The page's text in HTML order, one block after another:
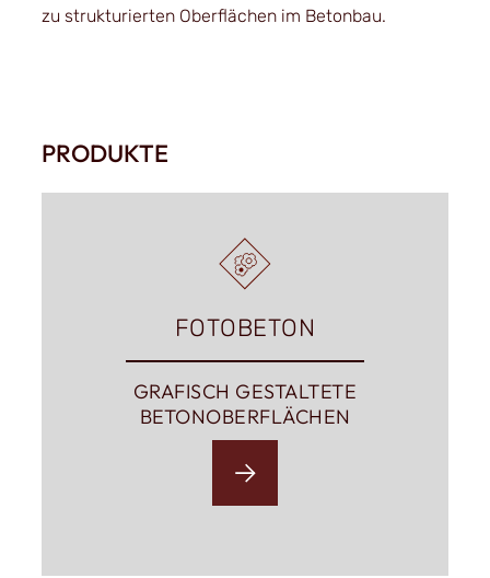
zu strukturierten Oberflächen im Betonbau.
PRODUKTE
FOTOBETON
GRAFISCH GESTALTETE
BETONOBERFLÄCHEN